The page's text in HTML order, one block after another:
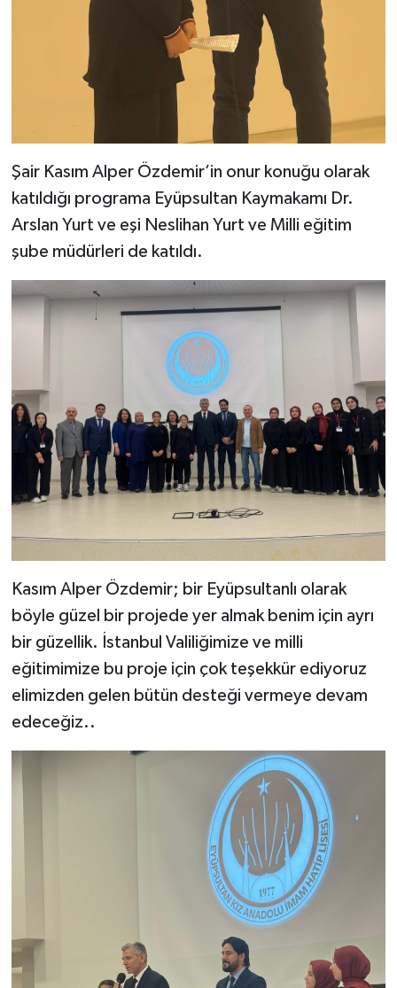
Şair Kasım Alper Özdemir’in onur konuğu olarak
katıldığı programa Eyüpsultan Kaymakamı Dr.
Arslan Yurt ve eşi Neslihan Yurt ve Milli eğitim
şube müdürleri de katıldı.
Kasım Alper Özdemir; bir Eyüpsultanlı olarak
böyle güzel bir projede yer almak benim için ayrı
bir güzellik. İstanbul Valiliğimize ve milli
eğitimimize bu proje için çok teşekkür ediyoruz
elimizden gelen bütün desteği vermeye devam
edeceğiz..